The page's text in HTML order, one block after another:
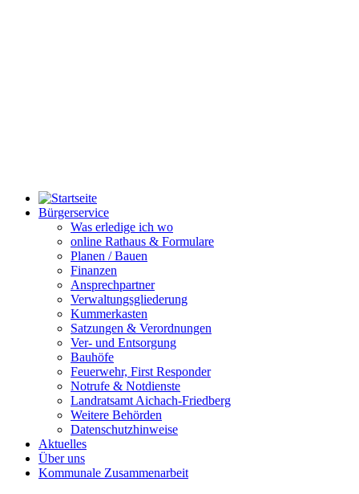
Bürgerservice
Was erledige ich wo
online Rathaus & Formulare
Planen / Bauen
Finanzen
Ansprechpartner
Verwaltungsgliederung
Kummerkasten
Satzungen & Verordnungen
Ver- und Entsorgung
Bauhöfe
Feuerwehr, First Responder
Notrufe & Notdienste
Landratsamt Aichach-Friedberg
Weitere Behörden
Datenschutzhinweise
Aktuelles
Über uns
Kommunale Zusammenarbeit